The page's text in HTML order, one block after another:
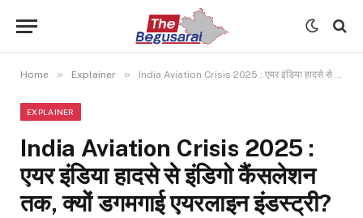
Home » Explainer » India Aviation Crisis 2025 : एयर इंडिया हादसे से इंडिगो कैंसलेशन तक, क्यों डगमगाई एयरलाइन इंडस्ट्री?
EXPLAINER
India Aviation Crisis 2025 :
एयर इंडिया हादसे से इंडिगो कैंसलेशन
तक, क्यों डगमगाई एयरलाइन इंडस्ट्री?